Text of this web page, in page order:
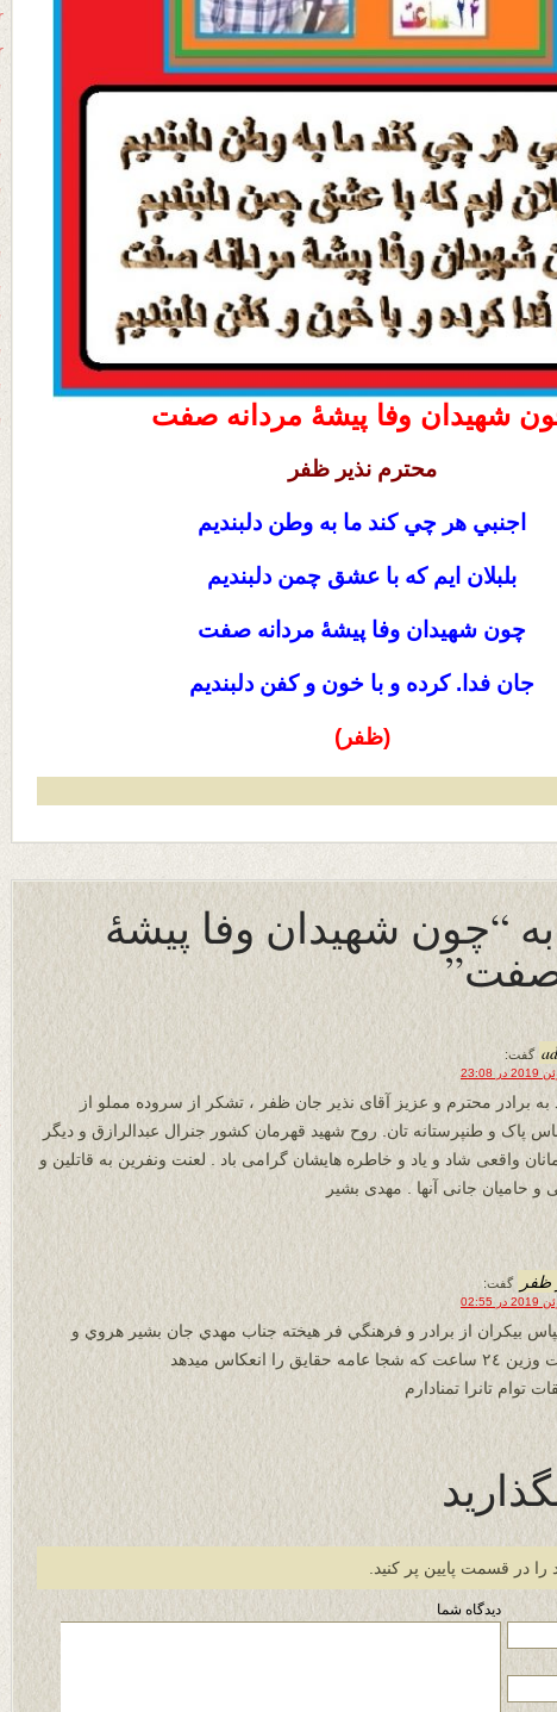
شهيدان وفا پيشۀ مردانه صفت
محترم نذیر ظفر
اجنبي هر چي كند ما به وطن دلبنديم
بلبلان ايم كه با عشق چمن دلبنديم
چون شهيدان وفا پيشۀ مردانه صفت
جان فدا. كرده و با خون و كفن دلبنديم
(ظفر)
به “چون شهيدان وفا پيشۀ
صفت”
گفت:
به برادر محترم و عزیز آقای نذیر جان ظفر ، تشکر از سروده مملو از
پاک و طنپرستانه تان. روح شهید قهرمان کشور جنرال عبدالرازق و دیگر
واقعی شاد و یاد و خاطره هایشان گرامی باد . لعنت ونفرین به قاتلین و
حامیان جانی آنها . مهدی بشیر
ظفر گفت:
بيكران از برادر و فرهنگي فر هيخته جناب مهدي جان بشير هروي و
عامه حقايق را انعكاس ميدهد
توام تانرا تمنادارم
در قسمت پایین پر کنید.
دیدگاه شما